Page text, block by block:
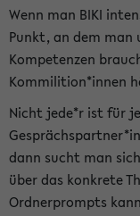
Wenn man BIKI
Punkt, an dem man
Kompetenzen
Kommilition*innen
Nicht jede*r ist für
dann sucht man
über das konkrete
Ordnerprompts